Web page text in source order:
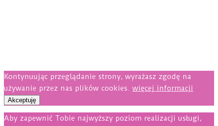
Kontynuując przeglądanie strony, wyrażasz zgodę na
używanie przez nas plików cookies. więcej informacji
Akceptuję
Aby zapewnić Tobie najwyższy poziom realizacji usługi,